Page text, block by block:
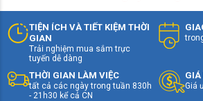
TIỆN ÍCH VÀ TIẾT KIỆM THỜI
GIAN
Trải nghiệm mua sắm trực
tuyến dễ dàng
THỜI GIAN LÀM VIỆC
tất cả các ngày trong tuần 830h
- 21h30 kể cả CN
GIÁ
Giá